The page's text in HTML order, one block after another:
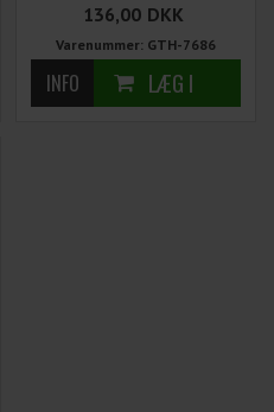
136,00 DKK
Varenummer: GTH-7686